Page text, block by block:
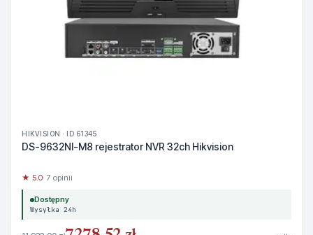
HIKVISION · ID 61345
DS-9632NI-M8 rejestrator NVR 32ch Hikvision
★ 5.0· 7 opinii
Dostępny
Wysyłka 24h